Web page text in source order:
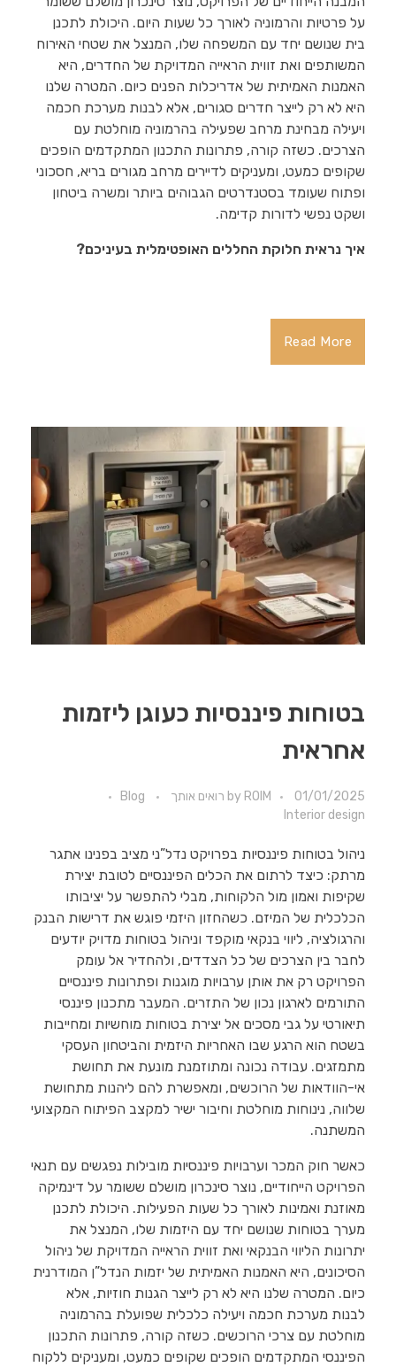
על פרטיות והרמוניה לאורך כל שעות היום. היכולת לתכנן
בית שנושם יחד עם המשפחה שלו, המנצל את שטחי האירוח
המשותפים ואת זווית הראייה המדויקת של החדרים, היא
האמנות האמיתית של אדריכלות הפנים כיום. המטרה שלנו
היא לא רק לייצר חדרים סגורים, אלא לבנות מערכת חכמה
ויעילה מבחינת מרחב שפעילה בהרמוניה מוחלטת עם
הצרכים. כשזה קורה, פתרונות התכנון המתקדמים הופכים
שקופים כמעט, ומעניקים לדיירים מרחב מגורים בריא, חסכוני
ופתוח שעומד בסטנדרטים הגבוהים ביותר ומשרה ביטחון
ושקט נפשי לדורות קדימה.
איך נראית חלוקת החללים האופטימלית בעיניכם?
Read More
בטוחות פיננסיות כעוגן ליזמות
אחראית
01/01/2025
by ROIM רואים אותך
Blog
Interior design
ניהול בטוחות פיננסיות בפרויקט נדל”ני מציב בפנינו אתגר
מרתק: כיצד לרתום את הכלים הפיננסיים לטובת יצירת
שקיפות ואמון מול הלקוחות, מבלי להתפשר על יציבותו
הכלכלית של המיזם. כשהחזון היזמי פוגש את דרישות הבנק
והרגולציה, ליווי בנקאי מוקפד וניהול בטוחות מדויק יודעים
לחבר בין הצרכים של כל הצדדים, ולהחדיר אל עומק
הפרויקט רק את אותן ערבויות מוגנות ופתרונות פיננסיים
התורמים לארגון נכון של התזרים. המעבר מתכנון פיננסי
תיאורטי על גבי מסכים אל יצירת בטוחות מוחשיות ומחייבות
בשטח הוא הרגע שבו האחריות היזמית והביטחון העסקי
מתמזגים. עבודה נכונה ומתוזמנת מונעת את תחושת
אי-הוודאות של הרוכשים, ומאפשרת להם ליהנות מתחושת
שלווה, נינוחות מוחלטת וחיבור ישיר למקצב הפיתוח המקצועי
המשתנה.
כאשר חוק המכר וערבויות פיננסיות מובילות נפגשים עם תנאי
הפרויקט הייחודיים, נוצר סינכרון מושלם ששומר על דינמיקה
מאוזנת ואמינות לאורך כל שעות הפעילות. היכולת לתכנן
מערך בטוחות שנושם יחד עם היזמות שלו, המנצל את
יתרונות הליווי הבנקאי ואת זווית הראייה המדויקת של ניהול
הסיכונים, היא האמנות האמיתית של יזמות הנדל”ן המודרנית
כיום. המטרה שלנו היא לא רק לייצר הגנות חוזיות, אלא
לבנות מערכת חכמה ויעילה כלכלית שפועלת בהרמוניה
מוחלטת עם צרכי הרוכשים. כשזה קורה, פתרונות התכנון
הפיננסי המתקדמים הופכים שקופים כמעט, ומעניקים ללקוח